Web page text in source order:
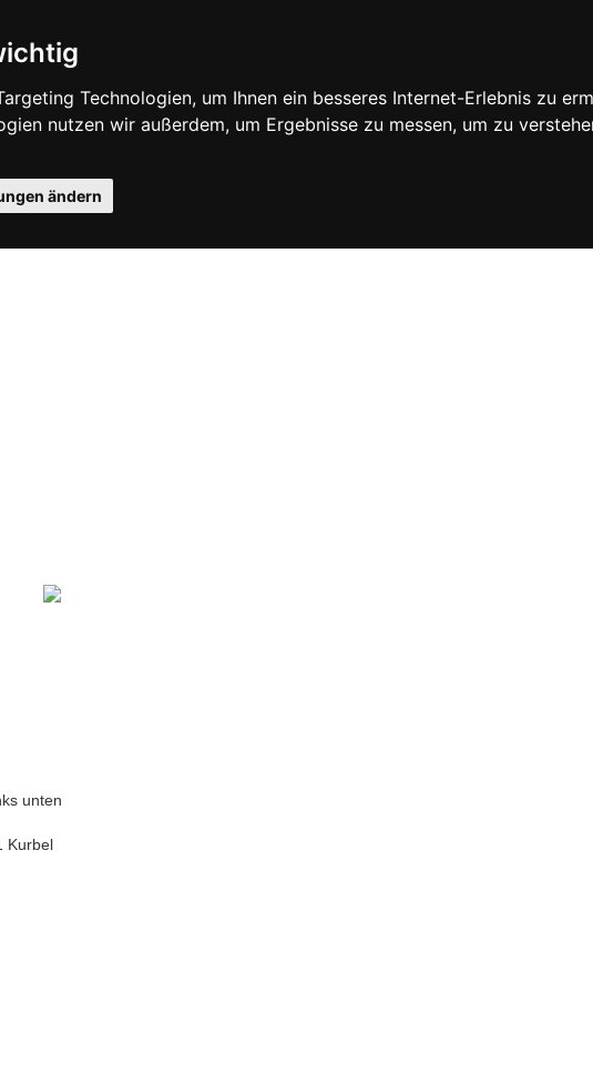
Technologien, um Ihnen ein besseres Internet-Erlebnis zu
nutzen wir außerdem, um Ergebnisse zu messen, um zu
ändern
unten
Kurbel